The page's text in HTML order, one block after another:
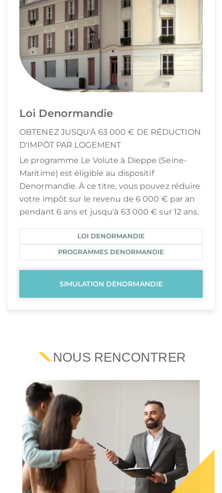
Loi Denormandie
OBTENEZ JUSQU'À 63 000 € DE RÉDUCTION
D'IMPÔT PAR LOGEMENT
Le programme Le Volute à Dieppe (Seine-
Maritime) est éligible au dispositif
Denormandie. À ce titre, vous pouvez réduire
votre impôt sur le revenu de 6 000 € par an
pendant 6 ans et jusqu'à 63 000 € sur 12 ans.
LOI DENORMANDIE
PROGRAMMES DENORMANDIE
SIMULATION DENORMANDIE
NOUS RENCONTRER